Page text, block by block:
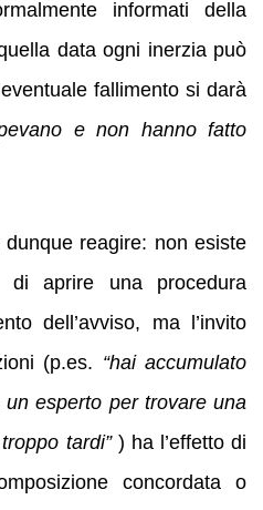
informati della
data ogni inerzia può
fallimento si darà
e non hanno fatto
reagire: non esiste
di aprire una procedura
dell’avviso, ma l’invito
(p.es. “hai accumulato
esperto per trovare una
tardi”) ha l’effetto di
concordata o